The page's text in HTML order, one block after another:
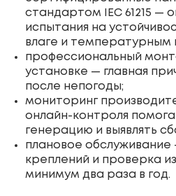
стандартом IEC 61215 —
испытания на
влаге и температурным
профессиональный
установке — главная
после непогоды;
мониторинг
онлайн-контроля
генерацию и выявлять
плановое обслуживание
креплений и проверка
минимум два раза в год.